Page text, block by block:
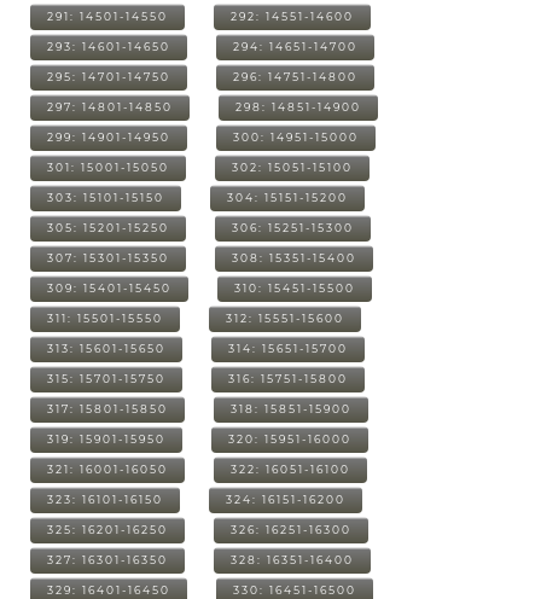
291: 14501-14550 292: 14551-14600
293: 14601-14650 294: 14651-14700
295: 14701-14750 296: 14751-14800
297: 14801-14850 298: 14851-14900
299: 14901-14950 300: 14951-15000
301: 15001-15050 302: 15051-15100
303: 15101-15150 304: 15151-15200
305: 15201-15250 306: 15251-15300
307: 15301-15350 308: 15351-15400
309: 15401-15450 310: 15451-15500
311: 15501-15550 312: 15551-15600
313: 15601-15650 314: 15651-15700
315: 15701-15750 316: 15751-15800
317: 15801-15850 318: 15851-15900
319: 15901-15950 320: 15951-16000
321: 16001-16050 322: 16051-16100
323: 16101-16150 324: 16151-16200
325: 16201-16250 326: 16251-16300
327: 16301-16350 328: 16351-16400
329: 16401-16450 330: 16451-16500